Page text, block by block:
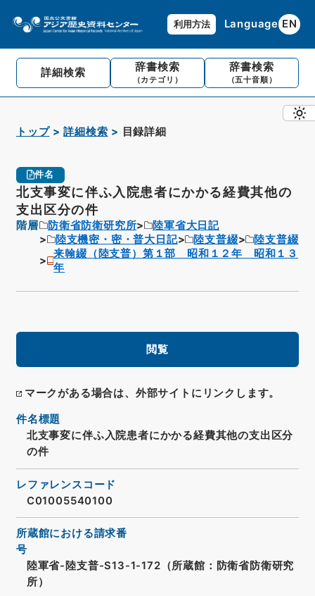
利用方法 Language EN
詳細検索 辞書検索
（カテゴリ）
辞書検索
（五十音順）
トップ 詳細検索 目録詳細
件名
北支事変に伴ふ入院患者にかかる経費其他の
支出区分の件
階層 防衛省防衛研究所
陸軍省大日記
陸支機密・密・普大日記
陸支普綴
陸支普綴
来翰綴（陸支普）第１部 昭和１２年 昭和１３
年
閲覧
マークがある場合は、外部サイトにリンクします。
件名標題
北支事変に伴ふ入院患者にかかる経費其他の支出区分
の件
レファレンスコード
C01005540100
所蔵館における請求番
号
陸軍省-陸支普-S13-1-172（所蔵館：防衛省防衛研究
所）